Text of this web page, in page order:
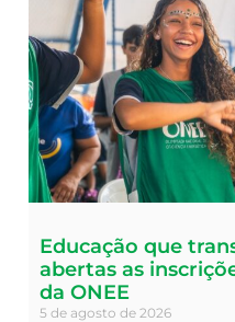
Educação que
abertas as
da ONEE
5 de agosto de 2026